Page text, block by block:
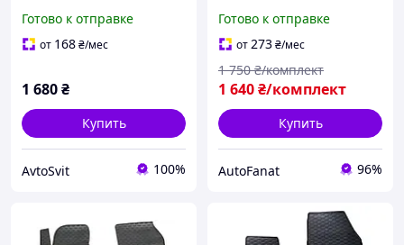
коврики Мерседес-Бенц
Спринтер 906
Готово к отправке
от 168₴/мес
1 680₴
Купить
AvtoSvit 100%
4 шт., Gumarny Zubri
Чехия (223104)
Готово к отправке
от273₴/мес
1 640₴/комплект
1 750 ₴/комплект
Купить
AutoFanat 96%